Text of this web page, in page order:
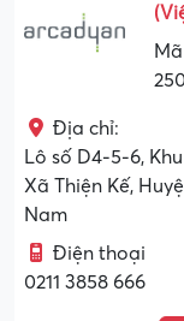
Địa chỉ:
Lô số D4-5-6,
Xã Thiện Kế,
Nam
Điện thoại
0211 3858 666